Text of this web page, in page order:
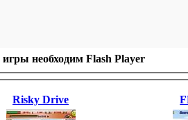
необходим Flash Player
Risky Drive